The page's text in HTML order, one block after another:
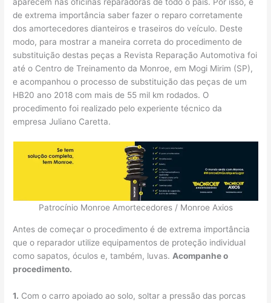
de extrema importância saber fazer o reparo corretamente
dos amortecedores dianteiros e traseiros do veículo. Deste
modo, para mostrar a maneira correta do procedimento de
substituição destas peças a Revista Reparação Automotiva foi
até o Centro de Treinamento da Monroe, em Mogi Mirim (SP),
e acompanhou o processo de substituição das peças de um
HB20 ano 2018 com mais de 55 mil km rodados. O
procedimento foi realizado pelo experiente técnico da
empresa Juliano Caretta.
Patrocínio Monroe Amortecedores / Monroe Axios
Antes de começar o procedimento é de extrema importância
que o reparador utilize equipamentos de proteção individual
como sapatos, óculos e, também, luvas. Acompanhe o
procedimento.
1. Com o carro apoiado ao solo, soltar a pressão das porcas